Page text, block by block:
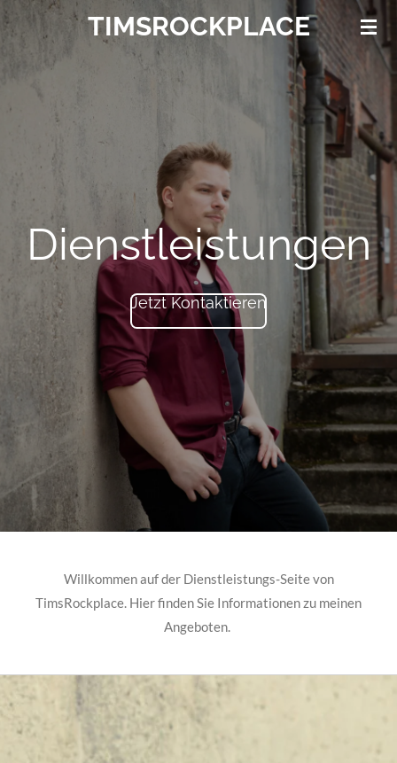
Hauptinhalt
springen
TIMSROCKPLACE
Dienstleistungen
Jetzt Kontaktieren
Willkommen auf der Dienstleistungs-Seite von
TimsRockplace. Hier finden Sie Informationen zu meinen
Angeboten.